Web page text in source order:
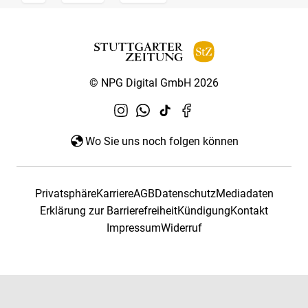
© NPG Digital GmbH 2026
Wo Sie uns noch folgen können
PrivatsphäreKarriereAGBDatenschutzMediadaten
Erklärung zur BarrierefreiheitKündigungKontakt
ImpressumWiderruf